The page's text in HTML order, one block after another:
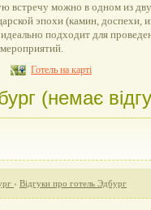
встречу можно в одном из
эпохи (камин, доспехи,
подходит для
Готель на карті
(немає
› Відгуки про готель Эдбург